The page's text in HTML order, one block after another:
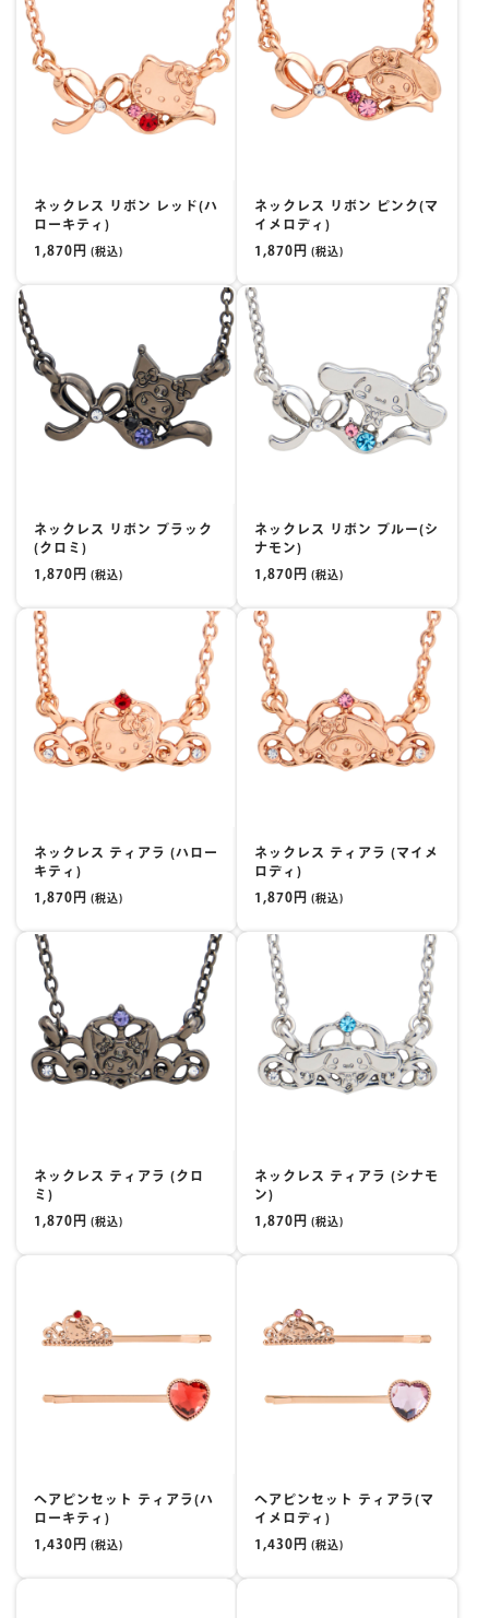
ネックレス リボン レッド(ハ
ローキティ)
1,870円 (税込)
ネックレス リボン ピンク(マ
イメロディ)
1,870円 (税込)
ネックレス リボン ブラック
(クロミ)
1,870円 (税込)
ネックレス リボン ブルー(シ
ナモン)
1,870円 (税込)
ネックレス ティアラ (ハロー
キティ)
1,870円 (税込)
ネックレス ティアラ (マイメ
ロディ)
1,870円 (税込)
ネックレス ティアラ (クロ
ミ)
1,870円 (税込)
ネックレス ティアラ (シナモ
ン)
1,870円 (税込)
ヘアピンセット ティアラ(ハ
ローキティ)
1,430円 (税込)
ヘアピンセット ティアラ(マ
イメロディ)
1,430円 (税込)